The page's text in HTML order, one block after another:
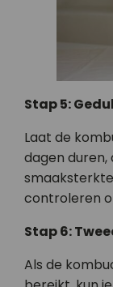
Stap 5:
Laat de
dagen duren,
controleren
Stap 6:
Als de